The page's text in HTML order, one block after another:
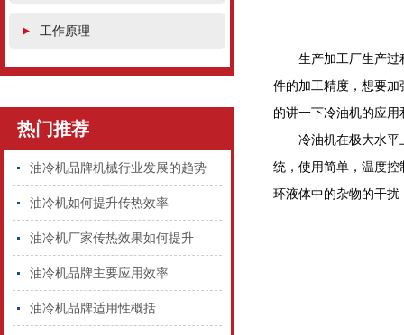
工作原理
热门推荐
油冷机品牌机械行业发展的趋势
油冷机如何提升传热效率
油冷机厂家传热效果如何提升
油冷机品牌主要应用效率
油冷机品牌适用性概括
生产加工厂生产过
件的加工精度，想要
的讲一下冷油机的应用
冷油机在极大水平
统，使用简单，温度
环液体中的杂物的干